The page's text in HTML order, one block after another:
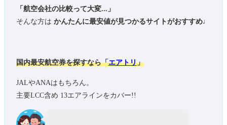
「航空会社の比較って大変...」
そんな方は かんたんに最安値が見つかるサイトがおすすめ♩
国内最安航空券を探すなら「エアトリ」
JALやANAはもちろん。
主要LCC含め 13エアラインをカバー!!